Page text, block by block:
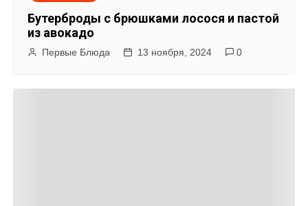
Бутерброды с брюшками лосося и пастой
из авокадо
Первые Блюда 13 ноября, 2024 0